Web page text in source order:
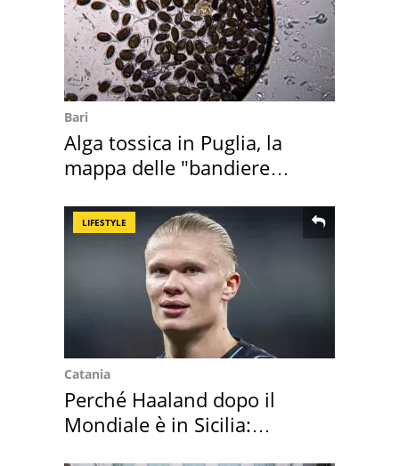
Bari
Alga tossica in Puglia, la
mappa delle "bandiere
LIFESTYLE
Catania
Perché Haaland dopo il
Mondiale è in Sicilia: